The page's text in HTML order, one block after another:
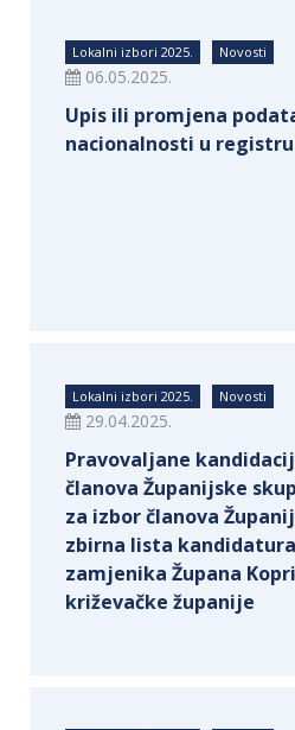
Lokalni izbori 2025. Novosti
06.05.2025.
Upis ili promjena
nacionalnosti u
Lokalni izbori 2025. Novosti
29.04.2025.
Pravovaljane
članova Županijske
za izbor članova
zbirna lista
zamjenika Župana
križevačke županije